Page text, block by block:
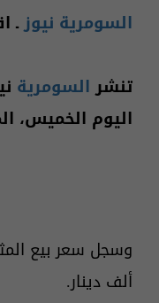
السومرية نيوزـ
تنشرالسومرية
اليوم الخميس، المصادف
ألف دينار.